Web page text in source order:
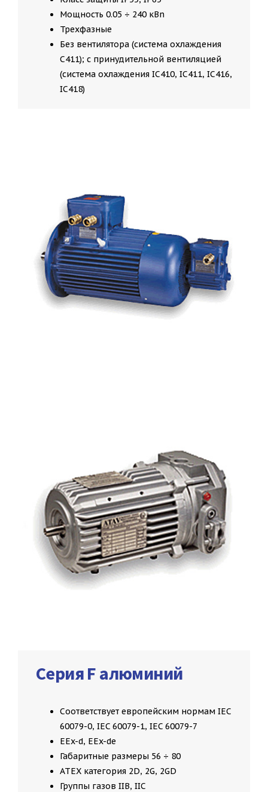
Мощность 0.05 ÷ 240 кВn
Трехфазные
Без вентилятора (система охлаждения
C411); с принудительной вентиляцией
(система охлаждения IC410, IC411, IC416,
IC418)
Серия F алюминий
Соответствует европейским нормам IEC
60079-0, IEC 60079-1, IEC 60079-7
EEx-d, EEx-de
Габаритные размеры 56 ÷ 80
ATEX категория 2D, 2G, 2GD
Группы газов IIB, IIC